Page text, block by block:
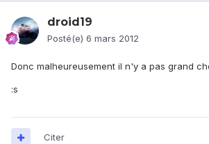
droid19
Posté(e) 6 mars 2012
Donc malheureusement il n'y a pas grand
:s
Citer